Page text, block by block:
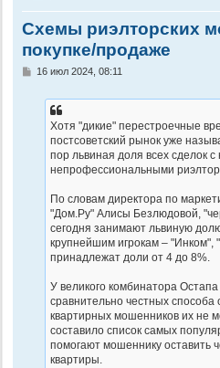
Схемы риэлторских
покупке/продаже
С16 июл 2024, 08:11
Хотя "дикие" перестроечные
постсоветский рынок уже
пор львиная доля всех сделок
непрофессиональными
По словам директора по
"Дом.Ру" Алисы Безлюдовой,
сегодня занимают львиную
крупнейшим игрокам –
принадлежат доли от 4 до 8%.
У великого комбинатора
сравнительно честных
квартирных мошенников их не
составило список самых
помогают мошеннику оставить
квартиры.